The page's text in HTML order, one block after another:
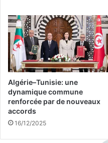
ش
ن
غ
ن
ب
د
ءً
ا
م
ن
ج
ل
ع
ي
د
ا
ت
ا
ل
ط
ب
Algérie–Tunisie: une
dynamique commune
renforcée par de nouveaux
accords
16/12/2025